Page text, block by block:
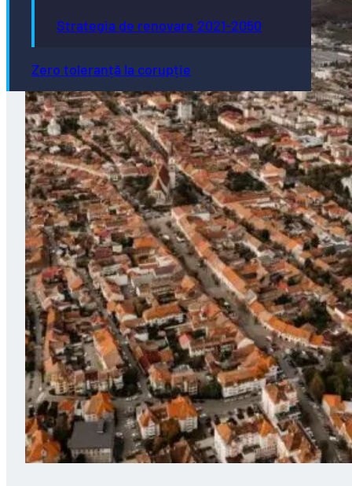
Strategia de renovare 2021-2050
Zero toleranță la corupție